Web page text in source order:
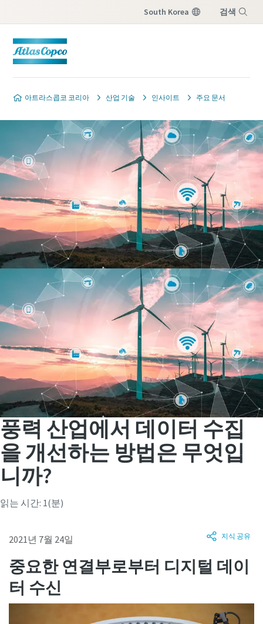
South Korea 검색
아트라스콥코 코리아 산업 기술 인사이트 주요 문서
체결 교육 프로그램
아트라스콥코의 체결 교육 프로그램은 체결의 기초부터
심화까지 폭넓은 내용을 다룹니다.
더 보기
체결과 생산 데이터를 하나로
세요. 지금 문의 시 STRwrench & W-IRTT 무상 데모 제공!
더 보기
디지털 e-Book
산업 공구 및 솔루션과 관련된 다양한 주제의 e-book을 통
해 산업 현장에서 활용할 수 있는 최신 공구와 솔루션에 대
더 보기
풍력 산업에서 데이터 수집
을 개선하는 방법은 무엇입
니까?
읽는 시간: 1(분)
2021년 7월 24일 지식 공유
중요한 연결부로부터 디지털 데이
터 수신